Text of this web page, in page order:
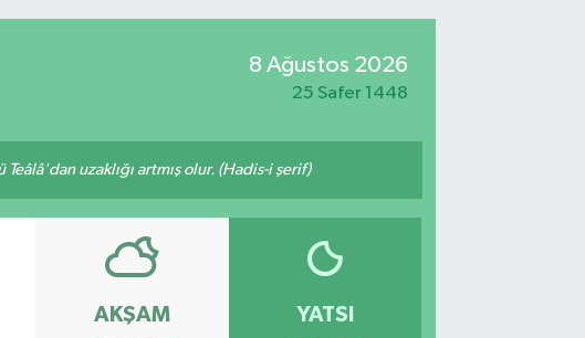
8 Ağustos 2026
25 Safer 1448
uzaklığı artmış olur. (Hadis-i şerif)
AKŞAM YATSI